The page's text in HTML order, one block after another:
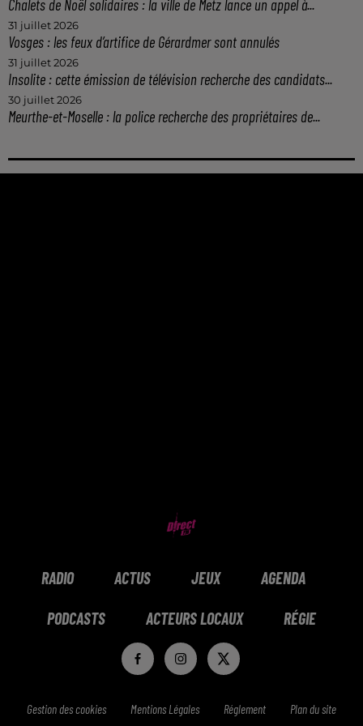
Chalets de Noël solidaires : la ville de Metz lance un appel à...
31 juillet 2026
Vosges : les feux d’artifice de Gérardmer sont annulés
31 juillet 2026
Insolite : cette émission de télévision recherche des candidats...
30 juillet 2026
Meurthe-et-Moselle : la police recherche des propriétaires de...
RADIO ACTUS JEUX AGENDA
PODCASTS ACTEURS LOCAUX RÉGIE
Gestion des cookies Mentions Légales Réglement Plan du site